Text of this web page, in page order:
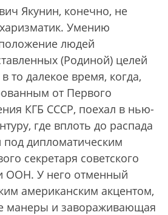
Якунин, конечно, не
Умению
людей
(Родиной) целей
то далекое время, когда,
от Первого
КГБ СССР, поехал в нью-
где вплоть до распада
дипломатическим
секретаря советского
ООН. У него отменный
американским акцентом,
манеры и завораживающая